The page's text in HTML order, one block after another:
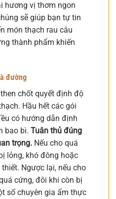
hương vị thơm ngon
sẽ giúp bạn tự tin
món thạch rau câu
thành phẩm khiến
đường
chốt quyết định độ
Hầu hết các gói
có hướng dẫn định
bao bì. Tuân thủ đúng
trọng. Nếu cho quá
lỏng, khó đông hoặc
Ngược lại, nếu cho
cứng, đôi khi còn bị
số chuyên gia ẩm thực